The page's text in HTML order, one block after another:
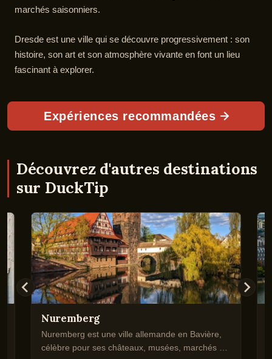
marchés saisonniers.
Dresde est une ville qui se découvre progressivement : son
histoire, son art et son atmosphère vivante en font un lieu
fascinant à explorer.
Expériences recommandées
Découvrez d'autres destinations
sur DuckTip
Nuremberg
Nuremberg est une ville allemande en Bavière,
célèbre pour ses châteaux, musées, marchés et